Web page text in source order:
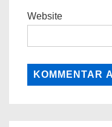
Website